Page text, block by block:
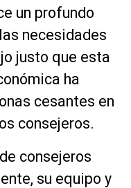
un profundo
necesidades
justo que esta
ha
cesantes en
consejeros.
consejeros
su equipo y